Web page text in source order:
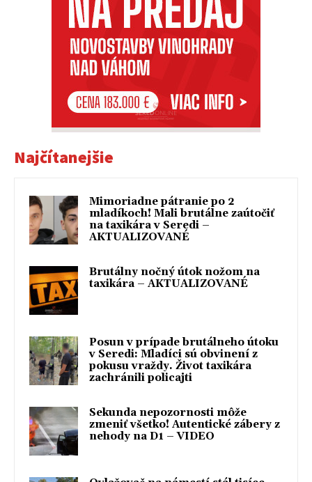
Najčítanejšie
Mimoriadne pátranie po 2
mladíkoch! Mali brutálne zaútočiť
na taxikára v Seredi –
AKTUALIZOVANÉ
Brutálny nočný útok nožom na
taxikára – AKTUALIZOVANÉ
Posun v prípade brutálneho útoku
v Seredi: Mladíci sú obvinení z
pokusu vraždy. Život taxikára
zachránili policajti
Sekunda nepozornosti môže
zmeniť všetko! Autentické zábery z
nehody na D1 – VIDEO